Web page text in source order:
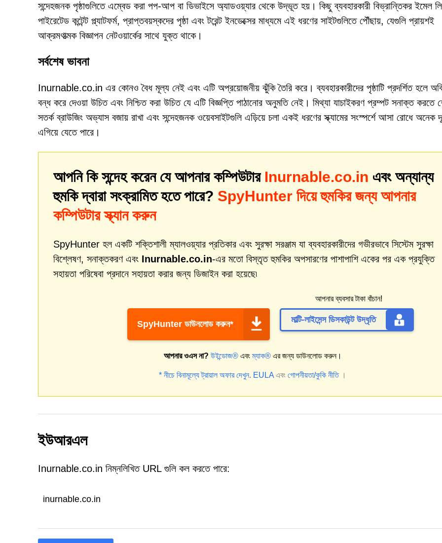
সন্দেহজনক পৃষ্ঠাগুলিতে এম্বেড করা পপ-আপ বা ডিভাইসে অ্যাডওয়্যার থেকে উদ্ভূত হয়। কিছু ব্যবহারকারী বিভ্রান্তিকর ইমেল
পাইরেটেড কন্টেন্ট প্ল্যাটফর্ম, প্রাপ্তবয়স্কদের পৃষ্ঠা এবং টরেন্ট ইনডেক্সের মাধ্যমে এই ধরণের সাইটগুলিতে পৌঁছায়, যেগুলি প্রায়শই
আক্রমণাত্মক বিজ্ঞাপন নেটওয়ার্কের সাথে যুক্ত থাকে।
সর্বশেষ ভাবনা
Inurnable.co.in এর কোনও বৈধ মূল্য নেই এবং এটি অপ্রয়োজনীয় ঝুঁকি তৈরি করে। ব্যবহারকারীদের পৃষ্ঠাটি প্রদর্শিত হলে
বন্ধ করে দেওয়া উচিত এবং নিশ্চিত করা উচিত যে এটি বিজ্ঞপ্তি পাঠানোর অনুমতি নেই। মিথ্যা যাচাইকরণ প্রম্পট সনাক্ত করতে
সতর্ক ব্রাউজিং অভ্যাস বজায় রাখা এবং সন্দেহজনক ওয়েবসাইটগুলি এড়িয়ে চলা একই ধরণের স্ক্যামের সংস্পর্শে আসা রোধে অনেক
এগিয়ে যেতে পারে।
আপনি কি সন্দেহ করেন যে আপনার কম্পিউটার Inurnable.co.in এবং অন্যান্য
হুমকি দ্বারা সংক্রামিত হতে পারে? SpyHunter দিয়ে হুমকির জন্য আপনার
কম্পিউটার স্ক্যান করুন
SpyHunter হল একটি শক্তিশালী ম্যালওয়্যার প্রতিকার এবং সুরক্ষা সরঞ্জাম যা ব্যবহারকারীদের গভীরভাবে সিস্টেম সুরক্ষা
বিশ্লেষণ, সনাক্তকরণ এবং Inurnable.co.in-এর মতো বিস্তৃত হুমকির অপসারণের পাশাপাশি একের পর এক প্রযুক্তি
সহায়তা পরিষেবা প্রদানে সহায়তা করার জন্য ডিজাইন করা হয়েছে৷
SpyHunter ডাউনলোড করুন*
আপনার ব্যবসার টাকা বাঁচান!
মাল্টি-লাইসেন্স ডিসকাউন্ট উদ্ধৃতি
আপনার ওএস না? উইন্ডোজ®এবংম্যাক®এর জন্য ডাউনলোড করুন।
* নীচে বিনামূল্যে ট্রায়াল অফার দেখুন. EULA এবং গোপনীয়তা/কুকি নীতি।
ইউআরএল
Inurnable.co.in নিম্নলিখিত URL গুলি কল করতে পারে:
inurnable.co.in